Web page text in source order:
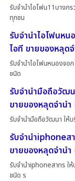
รับจำนำไอโฟน11บางก
ทุกชน
รับจำนำไอโฟนห
ไอที ขายของหลุด
รับจำนำไอโฟนหนองจอ
ชนิด
รับจำนำมือถือวัฒ
ขายของหลุดจำน
รับจำนำมือถือวัฒนา ให้
รับจำนำiphoneส
ขายของหลุดจำน
รับจำนำiphoneสาทร ใ
ชนิด ร